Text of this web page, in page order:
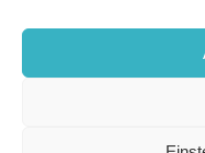
© COPYRIGHT FRAU